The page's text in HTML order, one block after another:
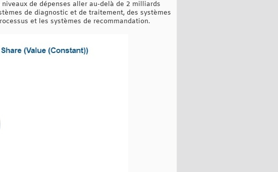
de dépenses aller au-delà de 2 milliards
de diagnostic et de traitement, des systèmes
et les systèmes de recommandation.